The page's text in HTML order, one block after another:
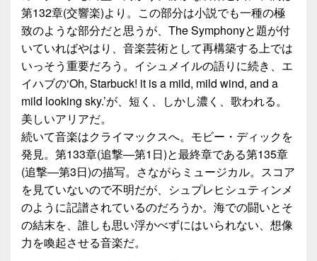
第132章(交響楽)より。この部分は小説でも一種の極
致のような部分だと思うが、The Symphonyと題が付
いていればやはり、音楽芸術として再構築する上では
いっそう重要だろう。イシュメイルの語りに続き、エ
イハブの‘Oh, Starbuck! it is a mild, mild wind, and a
mild looking sky.’が、短く、しかし濃く、歌われる。
美しいアリアだ。
続いて音楽はクライマックスへ。モビー・ディックを
発見。第133章(追撃―第1日)と最終章である第135章
(追撃―第3日)の描写。さながらミュージカル。スコア
を見ていないので不明だが、シュプレヒシュティンメ
のように記譜されているのだろうか。海での闘いとそ
の結末を、誰しも思い浮かべずにはいられない、想像
力を喚起させる音楽だ。